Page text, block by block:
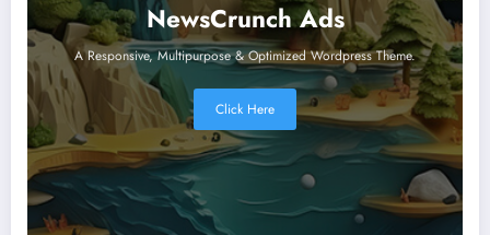
NewsCrunch Ads
A Responsive, Multipurpose & Optimized Wordpress Theme.
Click Here